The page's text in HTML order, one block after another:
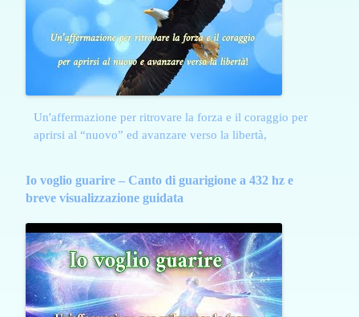
Un'affermazione per ritrovare la forza e il coraggio per
aprirsi al “nuovo” ed avanzare verso la libertà,
Io voglio guarire – Canto di guarigione a 432 hz e
breve visualizzazione guidata